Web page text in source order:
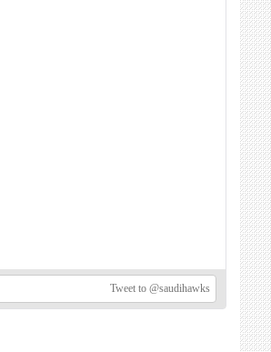
Tweet to @saudihawks